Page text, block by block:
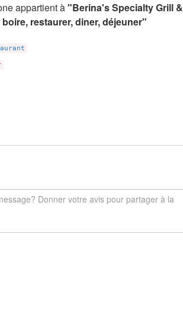
appartient à"Berina's Specialty Grill &
restaurer, diner, déjeuner"